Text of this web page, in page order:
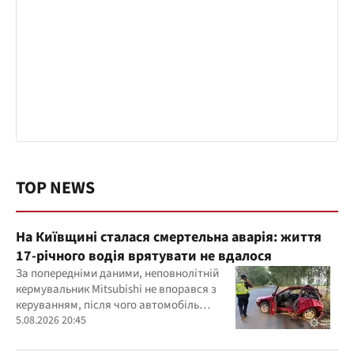
TOP NEWS
На Київщині сталася смертельна аварія: життя
17-річного водія врятувати не вдалося
За попередніми даними, неповнолітній
кермувальник Mitsubishi не впорався з
керуванням, після чого автомобіль
врізався у дерево
5.08.2026 20:45